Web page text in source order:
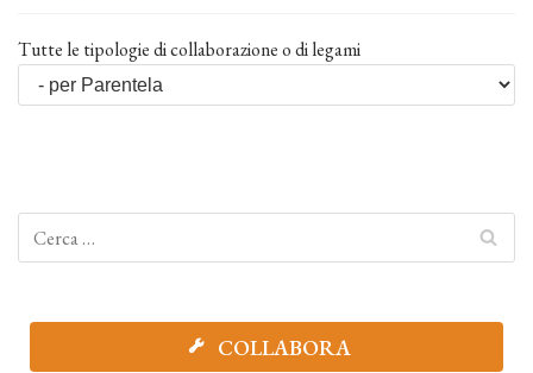
Tutte le tipologie di collaborazione o di legami
COLLABORA